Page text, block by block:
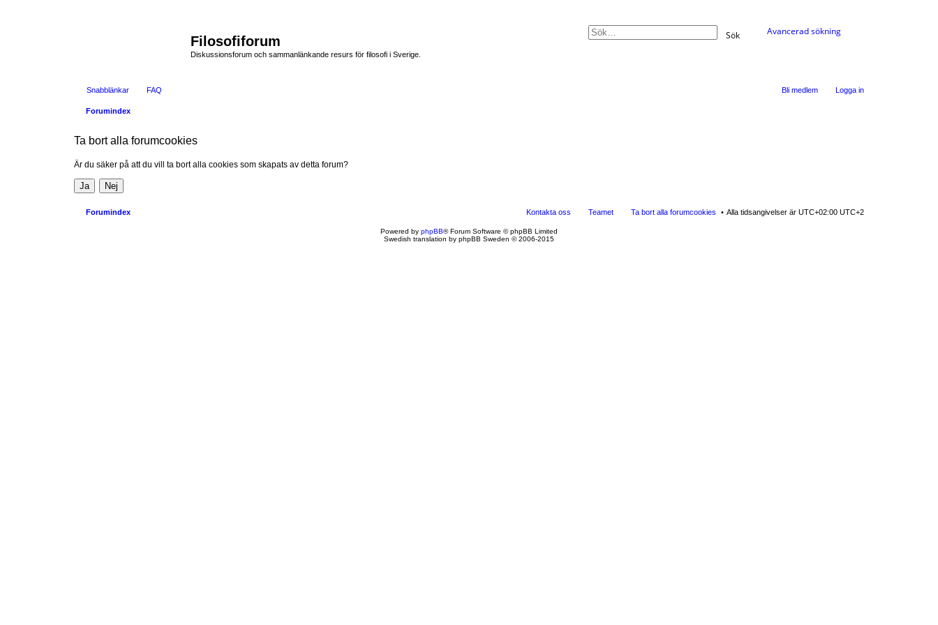
Filosofiforum
Diskussionsforum och sammanlänkande resurs för filosofi i Sverige.
Sök Avancerad sökning
Snabblänkar FAQ Logga in
Bli medlem
Forumindex
Ta bort alla forumcookies
Är du säker på att du vill ta bort alla cookies som skapats av detta forum?
Forumindex Alla tidsangivelser är UTC+02:00 UTC+2
Ta bort alla forumcookies
Teamet
Kontakta oss
Powered by phpBB® Forum Software © phpBB Limited
Swedish translation by phpBB Sweden © 2006-2015